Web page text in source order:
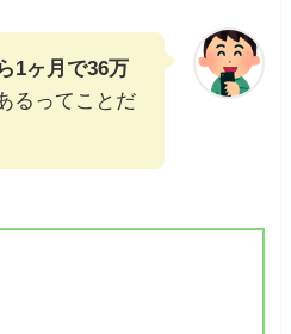
1ヶ月で36万
るってことだ